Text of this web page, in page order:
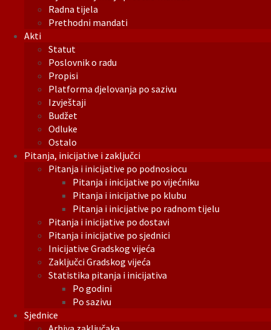
Radna tijela
Prethodni mandati
Akti
Statut
Poslovnik o radu
Propisi
Platforma djelovanja po sazivu
Izvještaji
Budžet
Odluke
Ostalo
Pitanja, inicijative i zaključci
Pitanja i inicijative po podnosiocu
Pitanja i inicijative po vijećniku
Pitanja i inicijative po klubu
Pitanja i inicijative po radnom tijelu
Pitanja i inicijative po dostavi
Pitanja i inicijative po sjednici
Inicijative Gradskog vijeća
Zaključci Gradskog vijeća
Statistika pitanja i inicijativa
Po godini
Po sazivu
Sjednice